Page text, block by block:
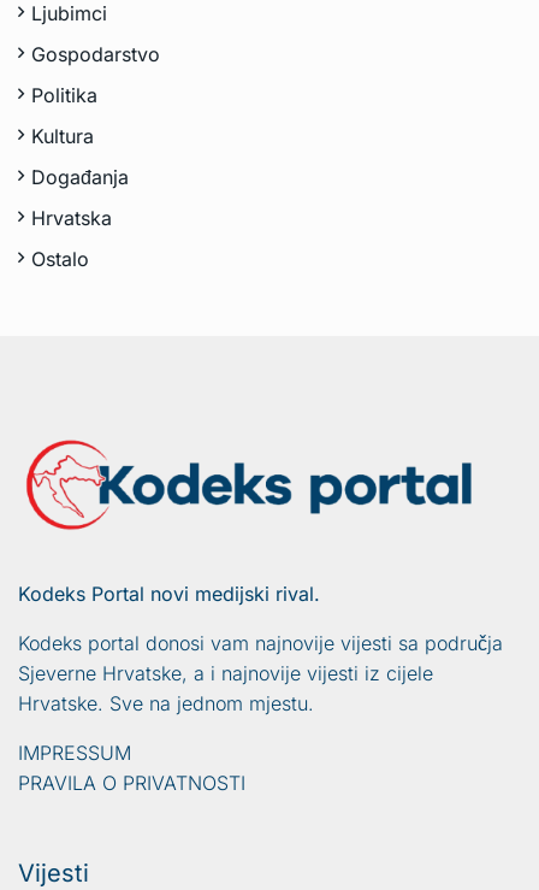
Ljubimci
Gospodarstvo
Politika
Kultura
Događanja
Hrvatska
Ostalo
Kodeks Portal novi medijski rival.
Kodeks portal donosi vam najnovije vijesti sa područja
Sjeverne Hrvatske, a i najnovije vijesti iz cijele
Hrvatske. Sve na jednom mjestu.
IMPRESSUM
PRAVILA O PRIVATNOSTI
Vijesti